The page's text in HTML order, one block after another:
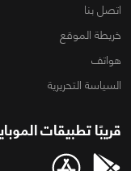
اتصل بنا
خريطة الموقع
هواتف
السياسة التحريرية
قريبًا تطبيقات